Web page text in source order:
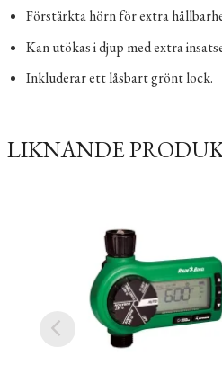
Förstärkta hörn för extra
Kan utökas i djup med extra
Inkluderar ett låsbart grönt lock.
LIKNANDE